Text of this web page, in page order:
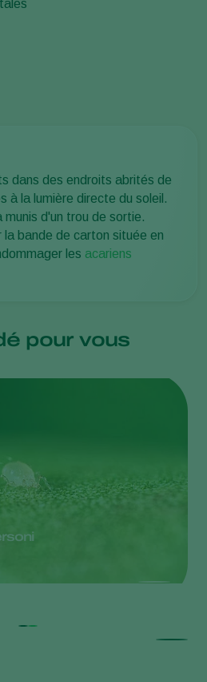
dans des endroits abrités de
à la lumière directe du soleil.
munis d'un trou de sortie.
la bande de carton située en
les acariens
pour vous